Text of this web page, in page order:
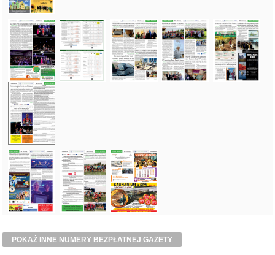
POKAŻ INNE NUMERY BEZPŁATNEJ GAZETY